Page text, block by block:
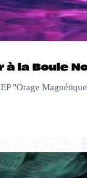
à la Boule
"Orage